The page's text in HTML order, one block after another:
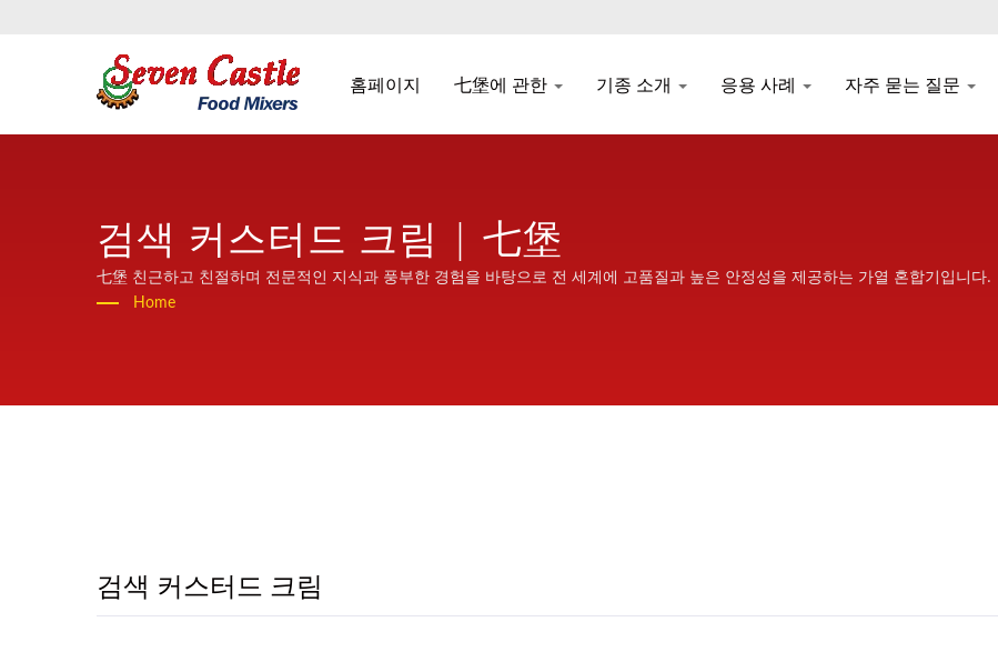
홈페이지 七堡에 관한 기종 소개 응용 사례 자주 묻는 질문
검색 커스터드 크림 | 七堡
七堡 친근하고 친절하며 전문적인 지식과 풍부한 경험을 바탕으로 전 세계에 고품질과 높은 안정성을 제공하는 가열 혼합기입니다.
Home
검색 커스터드 크림